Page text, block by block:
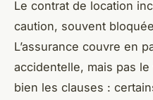
Le contrat de location
caution, souvent
L’assurance couvre en
accidentelle, mais pas
bien les clauses :